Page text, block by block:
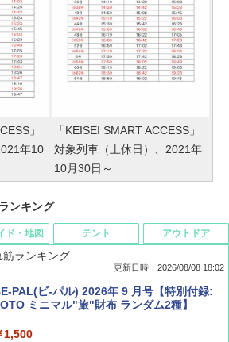
」
年10
「KEISEI SMART ACCESS」
対象列車（土休日）、2021年
10月30日～
ンキング
ランキング
更新日時：2026/08/08 18:02
PAL(ビ-パル) 2026年 9 月号【特別付録:
ミニマル"旅"財布 ランダム2種】
1,500
ド・地図 テント アウトドア